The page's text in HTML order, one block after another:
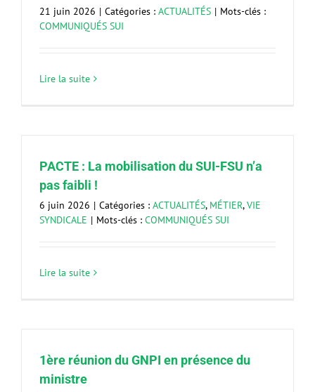
21 juin 2026 | Catégories : ACTUALITÉS | Mots-clés :
COMMUNIQUÉS SUI
Lire la suite
PACTE : La mobilisation du SUI-FSU n’a
pas faibli !
6 juin 2026 | Catégories : ACTUALITÉS, MÉTIER,VIE
SYNDICALE | Mots-clés : COMMUNIQUÉS SUI
Lire la suite
1ère réunion du GNPI en présence du
ministre